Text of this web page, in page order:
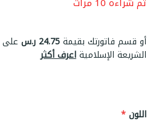
أو قسم فاتورتك بقيمة24.75 ر.س على
الشريعة الإسلاميةاعرف أكثر
اللون*